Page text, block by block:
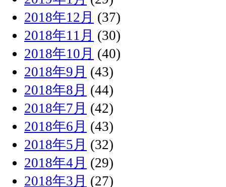
2018年12月 (37)
2018年11月 (30)
2018年10月 (40)
2018年9月 (43)
2018年8月 (44)
2018年7月 (42)
2018年6月 (43)
2018年5月 (32)
2018年4月 (29)
2018年3月 (27)